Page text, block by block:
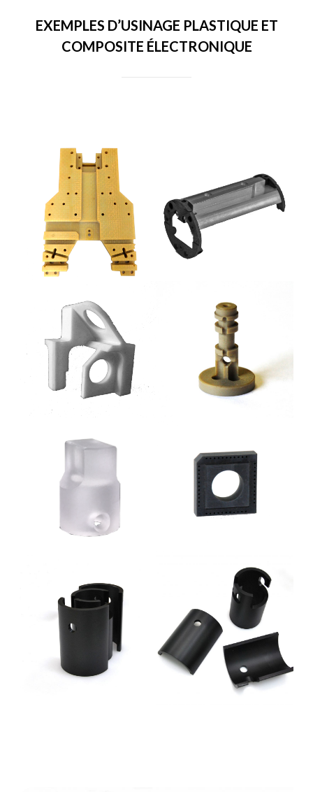
EXEMPLES D’USINAGE PLASTIQUE ET
COMPOSITE ÉLECTRONIQUE